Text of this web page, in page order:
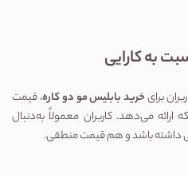
خرید بابلیس مو دو کاره
باشد و هم قیمت منطقی.